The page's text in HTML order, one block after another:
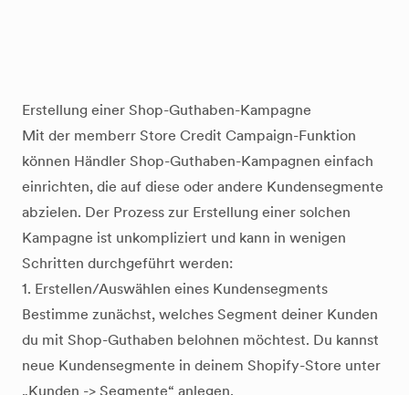
Erstellung einer Shop-Guthaben-Kampagne
Mit der memberr Store Credit Campaign-Funktion
können Händler Shop-Guthaben-Kampagnen einfach
einrichten, die auf diese oder andere Kundensegmente
abzielen. Der Prozess zur Erstellung einer solchen
Kampagne ist unkompliziert und kann in wenigen
Schritten durchgeführt werden:
1. Erstellen/Auswählen eines Kundensegments
Bestimme zunächst, welches Segment deiner Kunden
du mit Shop-Guthaben belohnen möchtest. Du kannst
neue Kundensegmente in deinem Shopify-Store unter
„Kunden -> Segmente“ anlegen.